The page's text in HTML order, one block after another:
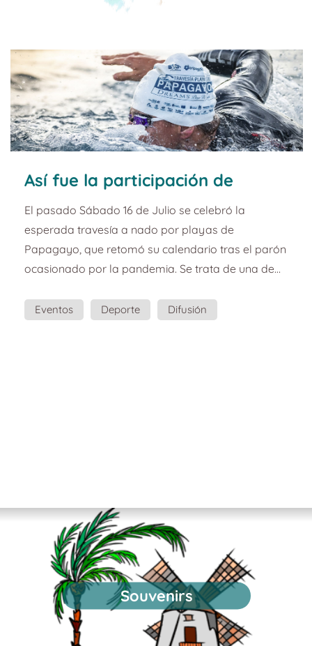
Así fue la participación de
Yaizart en la Travesía a Nado
Playas de Papagayo Dreams
Playa Dorada.
El pasado Sábado 16 de Julio se celebró la
esperada travesía a nado por playas de
Papagayo, que retomó su calendario tras el parón
ocasionado por la pandemia. Se trata de una de
metros de recorrido en las aguas más tranquilas y
Eventos Deporte Difusión
Souvenirs